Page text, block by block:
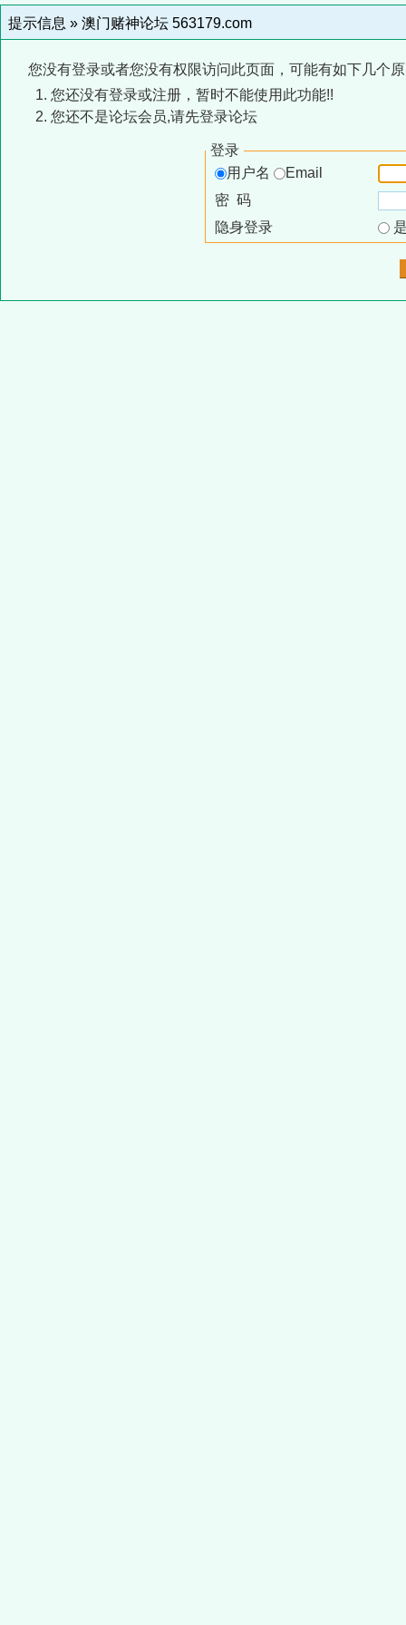
提示信息 » 澳门赌神论坛 563179.com
您没有登录或者您没有权限访问此页面，可能有如下几个
您还没有登录或注册，暂时不能使用此功能!!
您还不是论坛会员,请先登录论坛
登录
用户名
Email
密 码
隐身登录